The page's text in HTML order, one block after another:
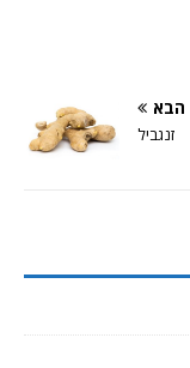
הבא
זנגביל